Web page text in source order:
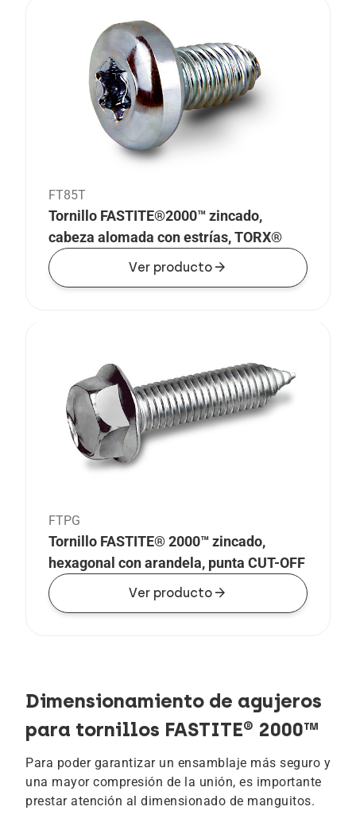
FT85T
Tornillo FASTITE®2000™ zincado,
cabeza alomada con estrías, TORX®
Ver productoarrow_forward
FTPG
Tornillo FASTITE® 2000™ zincado,
hexagonal con arandela, punta CUT-OFF
Ver productoarrow_forward
Dimensionamiento de agujeros
para tornillos FASTITE® 2000™
Para poder garantizar un ensamblaje más seguro y
una mayor compresión de la unión, es importante
prestar atención al dimensionado de manguitos.